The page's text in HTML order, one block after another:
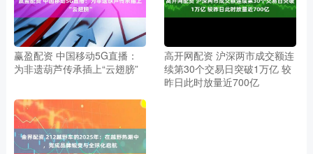
赢盈配资 中国移动5G直播：
为非遗葫芦传承插上“云翅膀”
高开网配资 沪深两市成交额连
续第30个交易日突破1万亿 较
昨日此时放量近700亿